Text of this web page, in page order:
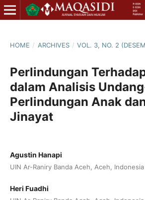
HOME / ARCHIVES / VOL. 3, NO. 2
Perlindungan
dalam Analisis
Perlindungan Anak
Jinayat
Agustin Hanapi
UIN Ar-Raniry Banda Aceh, Aceh, Indonesia
Heri Fuadhi